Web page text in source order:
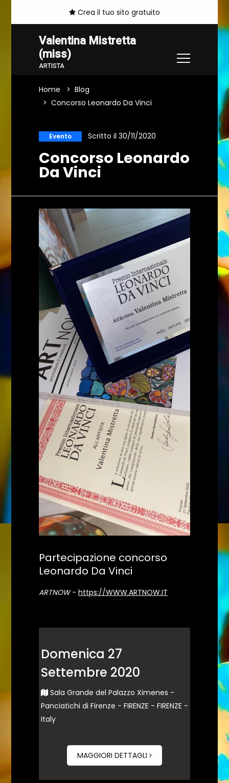
Crea il tuo sito gratuito
Valentina Mistretta
(miss)
ARTISTA
Home
Blog
Concorso Leonardo Da Vinci
Evento Scritto il 30/11/2020
Concorso Leonardo
Da Vinci
Partecipazione concorso
Leonardo Da Vinci
ARTNOW- https://WWW.ARTNOW.IT
Domenica 27
Settembre 2020
Sala Grande del Palazzo Ximenes -
Panciatichi di Firenze - FIRENZE - FIRENZE -
Italy
MAGGIORI DETTAGLI